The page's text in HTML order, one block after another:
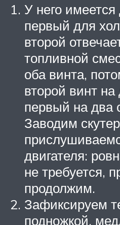
У него имеется
первый для
второй
топливной
оба винта,
второй винт на
первый на два
Заводим
двигателя:
не требуется,
продолжим.
Зафиксируем
подножкой,